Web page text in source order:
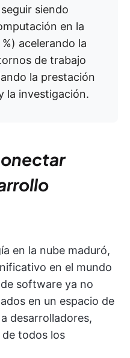
siendo
en la
acelerando la
de trabajo
la prestación
la investigación.
en la nube maduró,
en el mundo
software ya no
en un espacio de
desarrolladores,
de todos los